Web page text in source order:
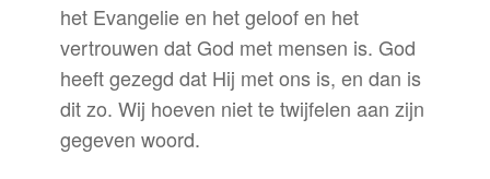
het Evangelie en het geloof en het
vertrouwen dat God met mensen is. God
heeft gezegd dat Hij met ons is, en dan is
dit zo. Wij hoeven niet te twijfelen aan zijn
gegeven woord.